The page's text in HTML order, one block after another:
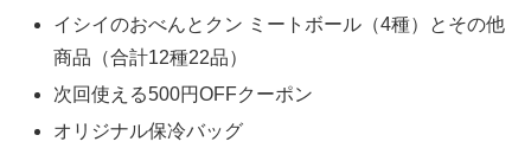
イシイのおべんとクン ミートボール（4種）とその他
商品（合計12種22品）
次回使える500円OFFクーポン
オリジナル保冷バッグ